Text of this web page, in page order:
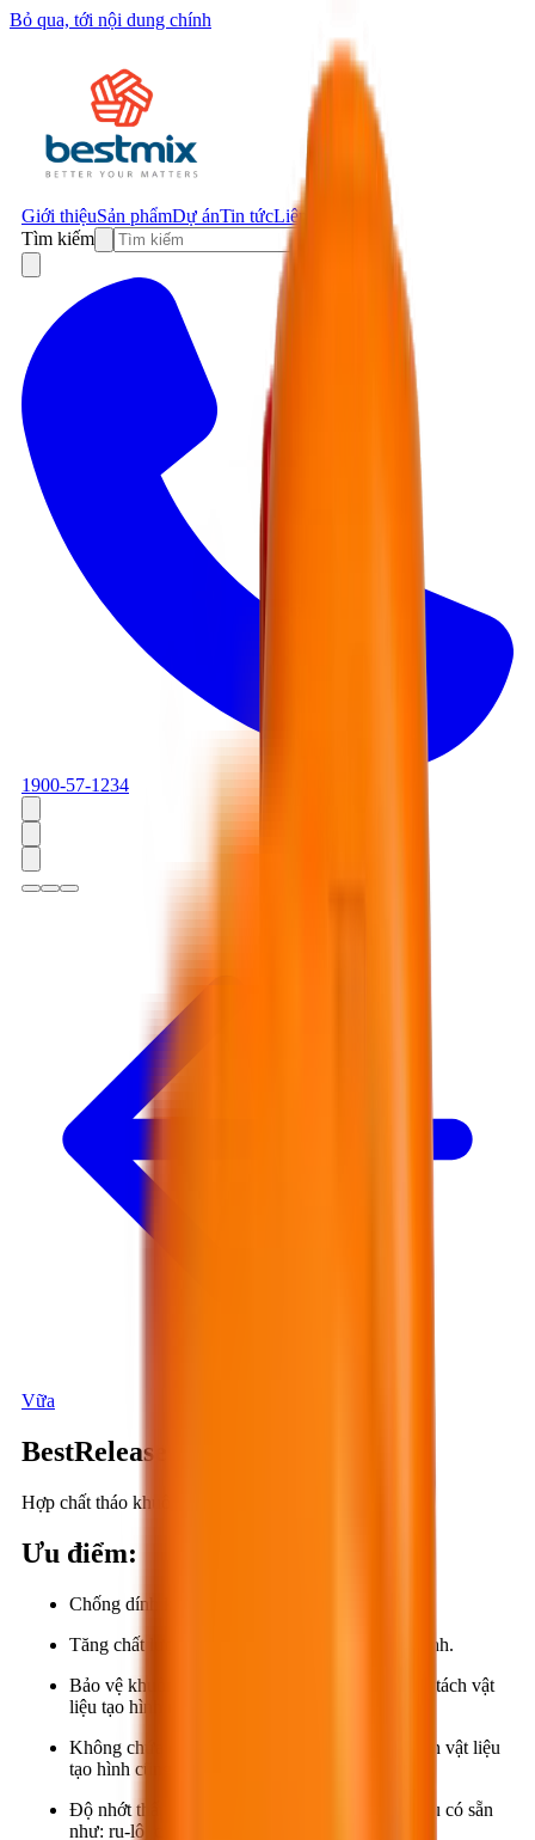
Bỏ qua, tới nội dung chính
Giới thiệuSản phẩmDự ánTin tứcLiên hệ
Tìm kiếm
1900-57-1234
Vữa
BestRelease WB502
Hợp chất tháo khuôn gốc nước.
Ưu điểm:
Chống dính khuôn tối ưu.
Tăng chất lượng bề mặt sản phẩm sau khi tạo hình.
Bảo vệ khuôn không bị hư hỏng trong quá trình tách vật
liệu tạo hình ra khỏi khuôn.
Không chứa các chất ăn mòn làm ảnh hưởng đến vật liệu
tạo hình cũng như khuôn.
Độ nhớt thấp, sử dụng dễ dàng bằng các dụng cụ có sẵn
như: ru-lô, cọ quét, vòi phun,…